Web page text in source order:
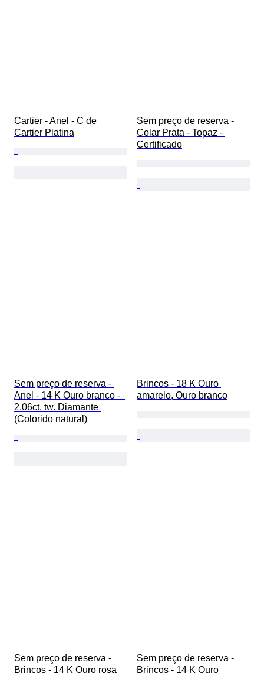
Cartier - Anel - C de
Cartier Platina
Sem preço de reserva -
Colar Prata - Topaz -
Certificado
Sem preço de reserva -
Anel - 14 K Ouro branco -
2.06ct. tw. Diamante
(Colorido natural)
Brincos - 18 K Ouro
amarelo, Ouro branco
Sem preço de reserva -
Brincos - 14 K Ouro rosa
Sem preço de reserva -
Brincos - 14 K Ouro